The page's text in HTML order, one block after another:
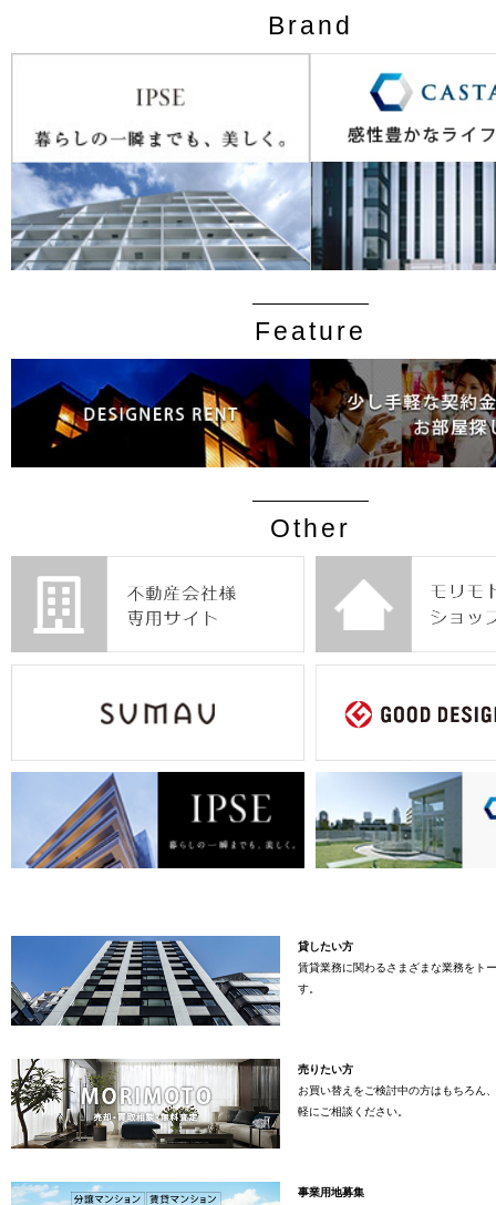
Brand
Feature
Other
貸したい方
賃貸業務に関わるさまざまな業務をト
す。
売りたい方
お買い替えをご検討中の方はもちろん
軽にご相談ください。
事業用地募集